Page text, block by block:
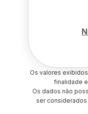
Os valores
finalidade
Os dados não
ser